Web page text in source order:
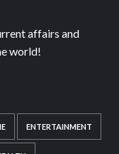
affairs and
world!
ENTERTAINMENT